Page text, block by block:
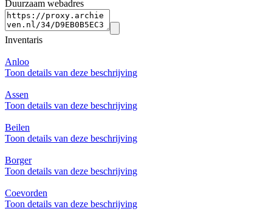
Duurzaam webadres
Inventaris
Anloo
Toon details van deze beschrijving
Assen
Toon details van deze beschrijving
Beilen
Toon details van deze beschrijving
Borger
Toon details van deze beschrijving
Coevorden
Toon details van deze beschrijving